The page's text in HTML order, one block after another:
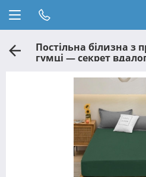
Постільна білизна з
гумці — секрет